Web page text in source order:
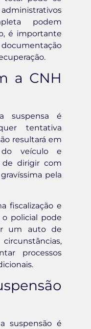
podem
é importante
a CNH
suspensa é
tentativa
resultará em
do veículo e
de dirigir com
pela
fiscalização e
o policial pode
um auto de
processos
suspensão é